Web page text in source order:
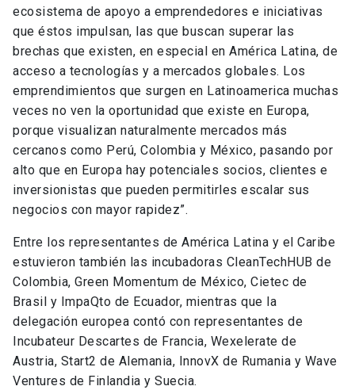
ecosistema de apoyo a emprendedores e iniciativas
que éstos impulsan, las que buscan superar las
brechas que existen, en especial en América Latina, de
acceso a tecnologías y a mercados globales. Los
emprendimientos que surgen en Latinoamerica muchas
veces no ven la oportunidad que existe en Europa,
porque visualizan naturalmente mercados más
cercanos como Perú, Colombia y México, pasando por
alto que en Europa hay potenciales socios, clientes e
inversionistas que pueden permitirles escalar sus
negocios con mayor rapidez”.
Entre los representantes de América Latina y el Caribe
estuvieron también las incubadoras CleanTechHUB de
Colombia, Green Momentum de México, Cietec de
Brasil y ImpaQto de Ecuador, mientras que la
delegación europea contó con representantes de
Incubateur Descartes de Francia, Wexelerate de
Austria, Start2 de Alemania, InnovX de Rumania y Wave
Ventures de Finlandia y Suecia.